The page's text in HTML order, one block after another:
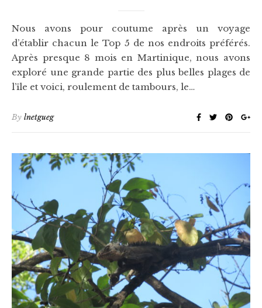
Nous avons pour coutume après un voyage
d’établir chacun le Top 5 de nos endroits préférés.
Après presque 8 mois en Martinique, nous avons
exploré une grande partie des plus belles plages de
l’île et voici, roulement de tambours, le…
By lnetgueg